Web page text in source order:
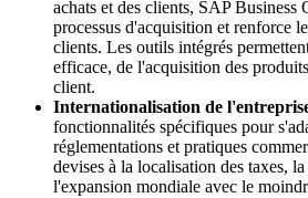
achats et des clients, SAP Business
processus d'acquisition et renforce
clients. Les outils intégrés
efficace, de l'acquisition des
client.
Internationalisation de
fonctionnalités spécifiques pour
réglementations et pratiques
devises à la localisation des taxes,
l'expansion mondiale avec le